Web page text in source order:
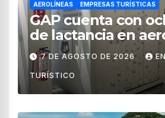
AEROLÍNEAS EMPRESAS TURÍSTICAS
GAP cuenta con
de lactancia en
de México
7 DE AGOSTO DE 2026
TURÍSTICO